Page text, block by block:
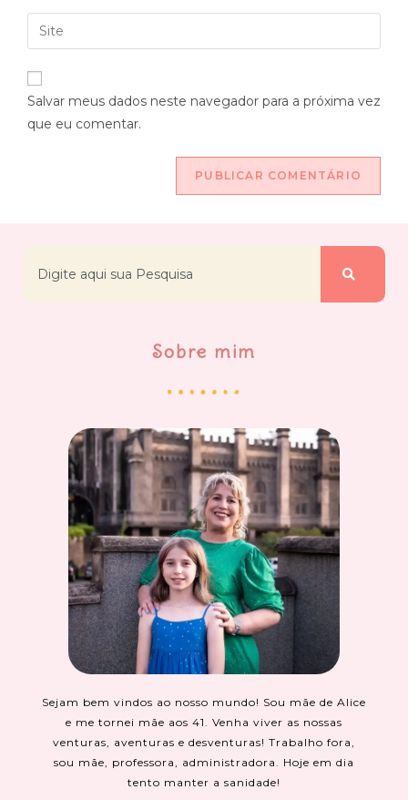
Salvar meus dados neste navegador para a próxima vez
que eu comentar.
Sobre mim
Sejam bem vindos ao nosso mundo! Sou mãe de Alice
e me tornei mãe aos 41. Venha viver as nossas
venturas, aventuras e desventuras! Trabalho fora,
sou mãe, professora, administradora. Hoje em dia
tento manter a sanidade!